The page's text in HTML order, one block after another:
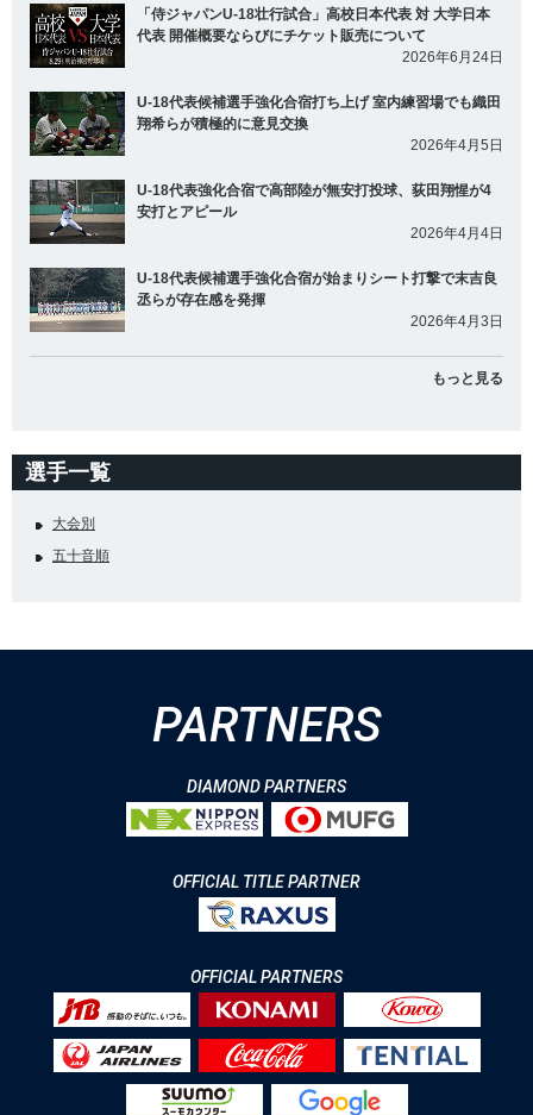
「侍ジャパンU-18壮行試合」高校日本代表 対 大学日本
代表 開催概要ならびにチケット販売について
2026年6月24日
U-18代表候補選手強化合宿打ち上げ 室内練習場でも織田
翔希らが積極的に意見交換
2026年4月5日
U-18代表強化合宿で高部陸が無安打投球、荻田翔惺が4
安打とアピール
2026年4月4日
U-18代表候補選手強化合宿が始まりシート打撃で末吉良
丞らが存在感を発揮
2026年4月3日
もっと見る
選手一覧
大会別
五十音順
PARTNERS
DIAMOND PARTNERS
OFFICIAL TITLE PARTNER
OFFICIAL PARTNERS